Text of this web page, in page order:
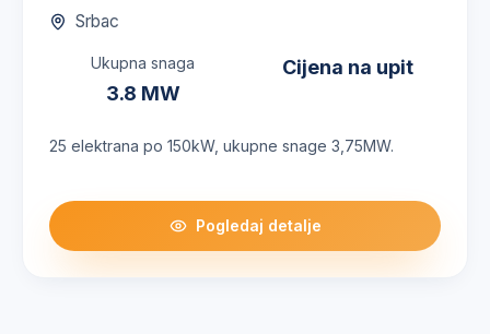
Srbac
Ukupna snaga
3.8 MW
Cijena na upit
25 elektrana po 150kW, ukupne snage 3,75MW.
Pogledaj detalje